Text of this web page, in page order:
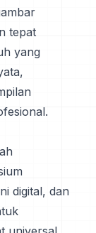
tepat
yang
digital, dan